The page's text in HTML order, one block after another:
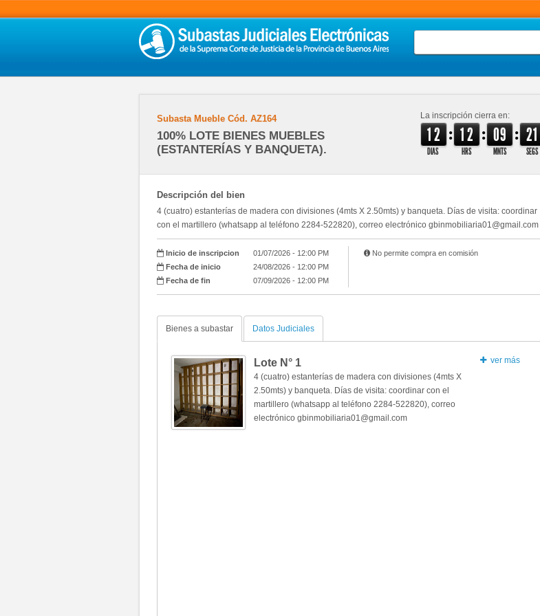
Subasta Mueble Cód. AZ164
100% LOTE BIENES MUEBLES
(ESTANTERÍAS Y BANQUETA).
La inscripción cierra en:
12
DIAS
: 12
HRS
: 09
MNTS
: 20
1
SEGS
Descripción del bien
4 (cuatro) estanterías de madera con divisiones (4mts X 2.50mts) y banqueta. Días de visita: coordinar
con el martillero (whatsapp al teléfono 2284-522820), correo electrónico gbinmobiliaria01@gmail.com
Inicio de inscripcion
01/07/2026 - 12:00 PM
Fecha de inicio
24/08/2026 - 12:00 PM
Fecha de fin
07/09/2026 - 12:00 PM
No permite compra en comisión
Bienes a subastar Datos Judiciales
Lote N° 1
4 (cuatro) estanterías de madera con divisiones (4mts X
2.50mts) y banqueta. Días de visita: coordinar con el
martillero (whatsapp al teléfono 2284-522820), correo
electrónico gbinmobiliaria01@gmail.com
ver más